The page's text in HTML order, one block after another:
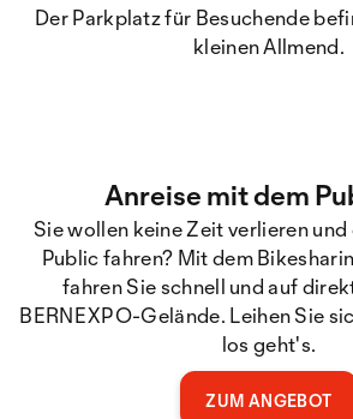
Der Parkplatz für Besuchende
kleinen Allmend.
Anreise mit dem
Sie wollen keine Zeit verlieren
Public fahren? Mit dem
fahren Sie schnell und auf
BERNEXPO-Gelände. Leihen Sie
los geht's.
ZUM ANGEBOT